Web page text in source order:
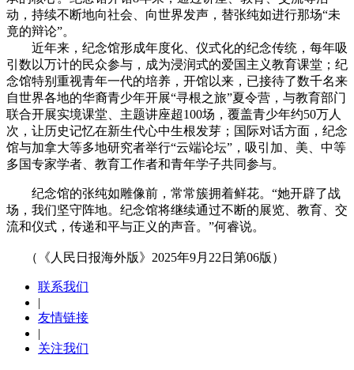
动，持续不断地向社会、向世界发声，替张纯如进行那场“未
竟的辩论”。
近年来，纪念馆形成年度化、仪式化的纪念传统，每年吸
引数以万计的民众参与，成为浸润式的爱国主义教育课堂；纪
念馆特别重视青年一代的培养，开馆以来，已接待了数千名来
自世界各地的华裔青少年开展“寻根之旅”夏令营，与教育部门
联合开展实境课堂、主题讲座超100场，覆盖青少年约50万人
次，让历史记忆在新生代心中生根发芽；国际对话方面，纪念
馆与加拿大等多地研究者举行“云端论坛”，吸引加、美、中等
多国专家学者、教育工作者和青年学子共同参与。
纪念馆的张纯如雕像前，常常簇拥着鲜花。“她开辟了战
场，我们坚守阵地。纪念馆将继续通过不断的展览、教育、交
流和仪式，传递和平与正义的声音。”何睿说。
（《人民日报海外版》2025年9月22日第06版）
联系我们
友情链接
关注我们